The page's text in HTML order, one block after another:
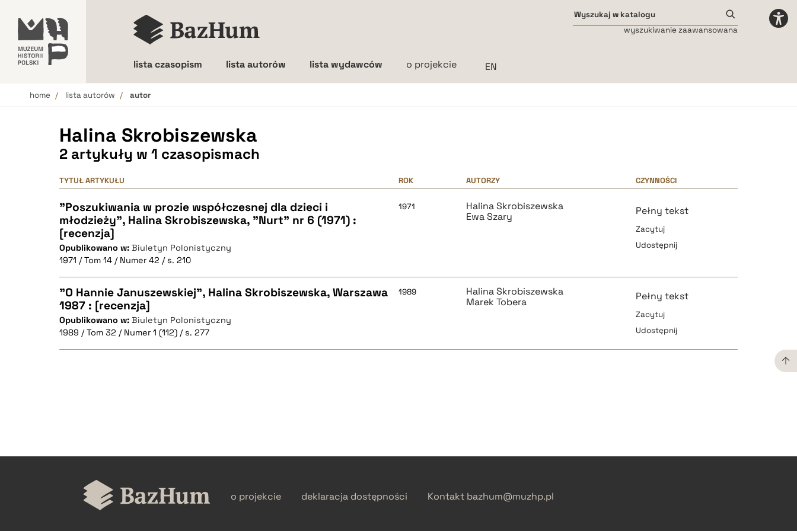
lista czasopism lista autorów lista wydawców o projekcie
wyszukiwanie zaawansowana
home lista autorów autor
Halina Skrobiszewska
2 artykuły w 1 czasopismach
TYTUŁ ARTYKUŁU ROK AUTORZY CZYNNOŚCI
"Poszukiwania w prozie współczesnej dla dzieci i
młodzieży", Halina Skrobiszewska, "Nurt" nr 6 (1971) :
[recenzja]
Opublikowano w: Biuletyn Polonistyczny
1971 / Tom 14 / Numer 42 / s. 210
1971
Halina Skrobiszewska
Ewa Szary
Pełny tekst
Zacytuj
Udostępnij
CZYSTY TEKST
pobierz cytat
"O Hannie Januszewskiej", Halina Skrobiszewska, Warszawa
1987 : [recenzja]
Opublikowano w: Biuletyn Polonistyczny
1989 / Tom 32 / Numer 1 (112) / s. 277
1989
Halina Skrobiszewska
Marek Tobera
Pełny tekst
Zacytuj
Udostępnij
BIBTEX
o projekcie deklaracja dostępności Kontakt bazhum@muzhp.pl